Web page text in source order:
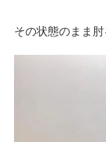
その状態のまま肘